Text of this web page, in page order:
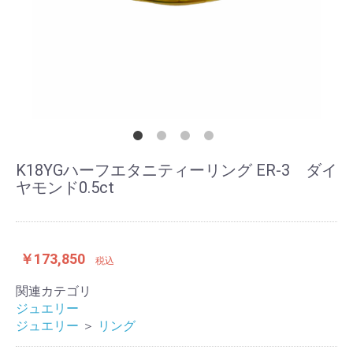
K18YGハーフエタニティーリング ER-3 ダイ
ヤモンド0.5ct
￥173,850 税込
関連カテゴリ
ジュエリー
ジュエリー ＞ リング